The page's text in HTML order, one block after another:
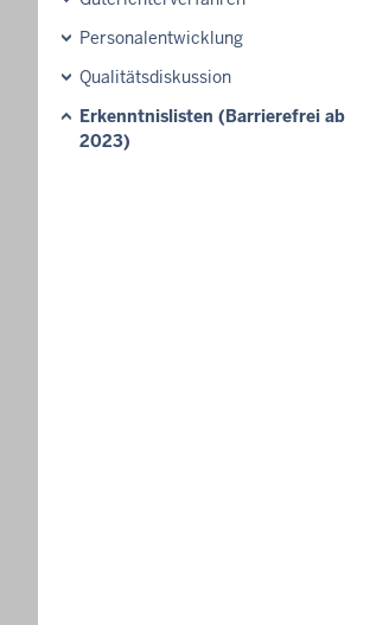
Personalentwicklung
Qualitätsdiskussion
Erkenntnislisten (Barrierefrei ab
2023)